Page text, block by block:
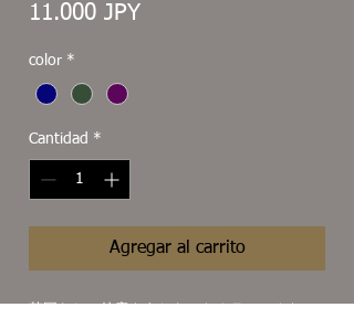
11.000 JPYPrecio
color *
Cantidad *
Agregar al carrito